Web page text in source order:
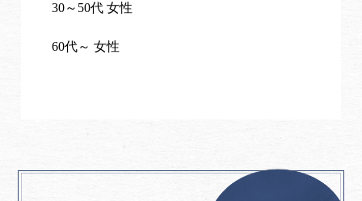
30～50代 女性
60代～ 女性